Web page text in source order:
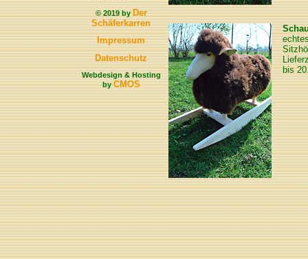
© 2019 byDer
Schäferkarren
Impressum
Datenschutz
Webdesign & Hosting
byCMOS
bis